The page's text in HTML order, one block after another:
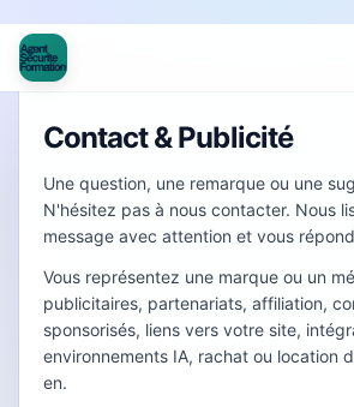
Contact & Publicité
Une question, une remarque ou une
N'hésitez pas à nous contacter. Nous
message avec attention et vous
Vous représentez une marque ou un
publicitaires, partenariats, affiliation,
sponsorisés, liens vers votre site,
environnements IA, rachat ou location
en.